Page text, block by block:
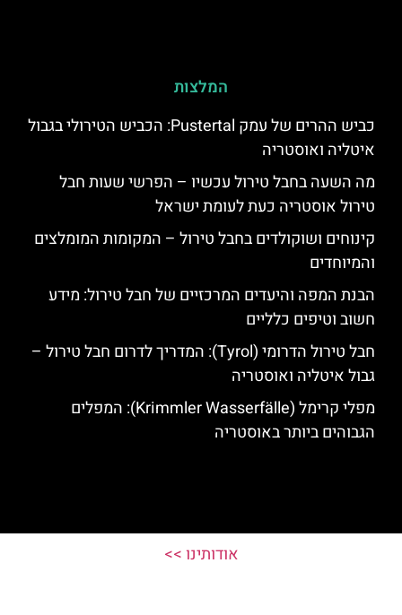
המלצות
כביש ההרים של עמק Pustertal: הכביש הטירולי בגבול
איטליה ואוסטריה
מה השעה בחבל טירול עכשיו – הפרשי שעות חבל
טירול אוסטריה כעת לעומת ישראל
קינוחים ושוקולדים בחבל טירול – המקומות המומלצים
והמיוחדים
הבנת המפה והיעדים המרכזיים של חבל טירול: מידע
חשוב וטיפים כלליים
חבל טירול הדרומי (Tyrol): המדריך לדרום חבל טירול –
גבול איטליה ואוסטריה
מפלי קרימל (Krimmler Wasserfälle): המפלים
הגבוהים ביותר באוסטריה
אודותינו >>